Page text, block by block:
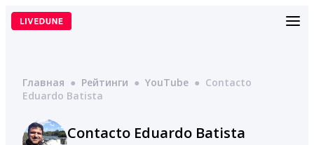
Перейти
Главная ● Рейтинги ● YouTube ● Contacto
Eduardo Batista
Contacto Eduardo Batista